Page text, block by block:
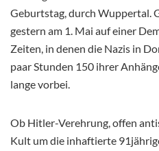
Geburtstag, durch Wuppertal.
gestern am 1. Mai auf einer
Zeiten, in denen die Nazis in
paar Stunden 150 ihrer
lange vorbei.
Ob Hitler-Verehrung, offen
Kult um die inhaftierte